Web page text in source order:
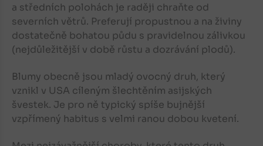
a středních polohách je raději chraňte od
severních větrů. Preferují propustnou a na živiny
dostatečně bohatou půdu s pravidelnou zálivkou
(nejdůležitější v době růstu a dozrávání plodů).
Blumy obecně jsou mladý ovocný druh, který
vznikl v USA cíleným šlechtěním asijských
švestek. Je pro ně typický spíše bujnější
vzpřímený habitus s velmi ranou dobou kvetení.